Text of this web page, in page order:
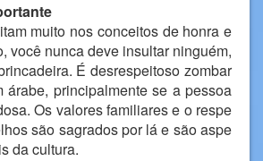
muito nos conceitos de honra e
você nunca deve insultar ninguém,
É desrespeitoso zombar
árabe, principalmente se a pessoa
Os valores familiares e o respe
são sagrados por lá e são aspe
da cultura.